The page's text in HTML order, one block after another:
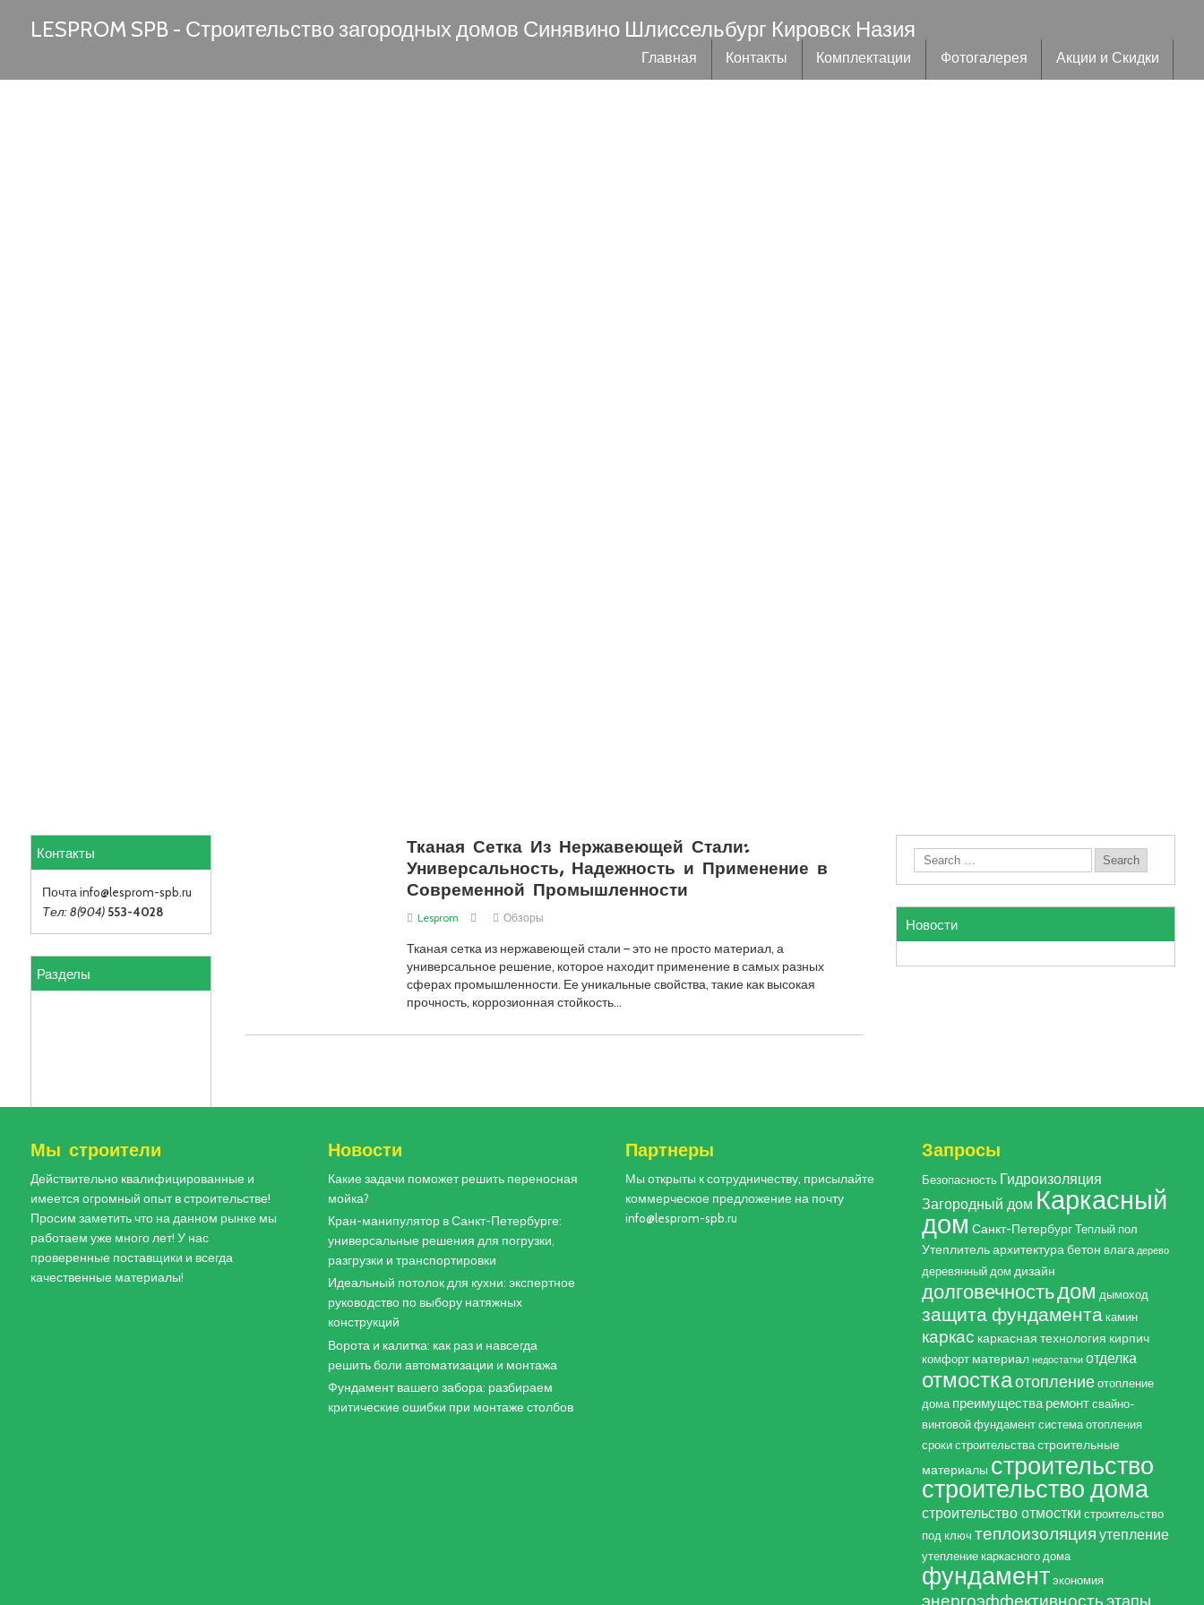
LESPROM SPB - Строительство загородных домов Синявино Шлиссельбург Кировск Назия
Главная Контакты Комплектации Фотогалерея Акции и Скидки
Тканая Сетка Из Нержавеющей Стали:
Универсальность, Надежность и Применение в
Современной Промышленности
Lesprom Обзоры
Тканая сетка из нержавеющей стали – это не просто материал, а
универсальное решение, которое находит применение в самых разных
сферах промышленности. Ее уникальные свойства, такие как высокая
прочность, коррозионная стойкость…
Новости
Контакты
Почта info@lesprom-spb.ru
Тел: 8(904) 553-4028
Разделы
Мы строители
Действительно квалифицированные и
имеется огромный опыт в строительстве!
Просим заметить что на данном рынке мы
работаем уже много лет! У нас
проверенные поставщики и всегда
качественные материалы!
Новости
Какие задачи поможет решить переносная
мойка?
Кран-манипулятор в Санкт-Петербурге:
универсальные решения для погрузки,
разгрузки и транспортировки
Идеальный потолок для кухни: экспертное
руководство по выбору натяжных
конструкций
Ворота и калитка: как раз и навсегда
решить боли автоматизации и монтажа
Фундамент вашего забора: разбираем
критические ошибки при монтаже столбов
Партнеры
Мы открыты к сотрудничеству, присылайте
коммерческое предложение на почту
info@lesprom-spb.ru
Запросы
Безопасность Гидроизоляция
Загородный дом Каркасный
дом Санкт-Петербург Теплый пол
Утеплительархитектурабетон влага дерево
деревянный дом дизайн
долговечностьдом дымоход
защита фундамента камин
каркас каркасная технология кирпич
комфорт материал недостатки отделка
отмосткаотопление отопление
дома преимущества ремонт свайно-
винтовой фундамент система отопления
сроки строительства строительные
материалы строительство
строительство дома
строительство отмостки строительство
под ключ теплоизоляция утепление
утепление каркасного дома
фундамент экономия
энергоэффективность этапы